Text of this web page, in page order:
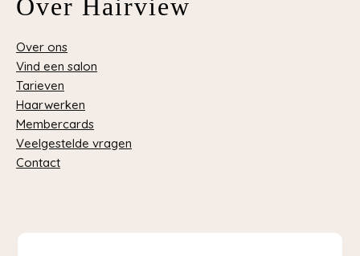
Over Hairview
Over ons
Vind een salon
Tarieven
Haarwerken
Membercards
Veelgestelde vragen
Contact